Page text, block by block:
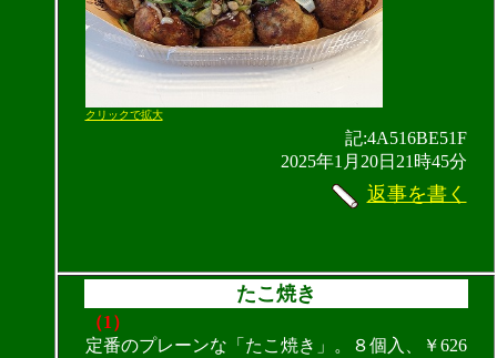
クリックで拡大
記:4A516BE51F
2025年1月20日21時45分
返事を書く
たこ焼き
（1）
定番のプレーンな「たこ焼き」。８個入、￥626